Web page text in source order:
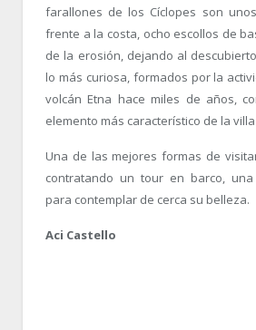
farallones de los Cíclopes son
frente a la costa, ocho escollos de
de la erosión, dejando al
lo más curiosa, formados por la
volcán Etna hace miles de años,
elemento más característico de la
Una de las mejores formas de
contratando un tour en barco,
para contemplar de cerca su belleza.
Aci Castello